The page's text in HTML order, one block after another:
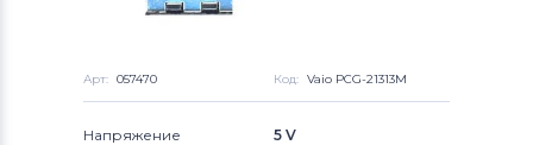
Арт: 057470 Код: Vaio PCG-21313M
Напряжение
5 V